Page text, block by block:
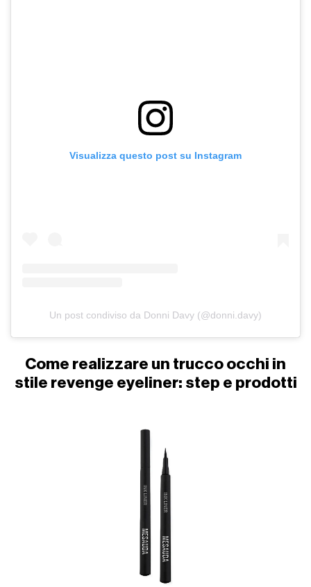
Visualizza questo post su Instagram
Un post condiviso da Donni Davy (@donni.davy)
Come realizzare un trucco occhi in
stile revenge eyeliner: step e prodotti